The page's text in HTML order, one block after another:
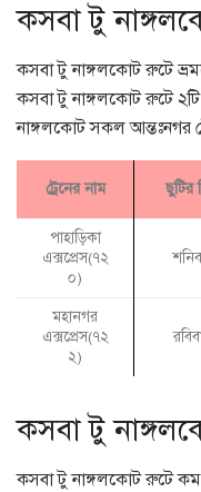
কসবা টু
কসবা টু নাঙ্গলকোট রুটে
কসবা টু নাঙ্গলকোট রুটে
নাঙ্গলকোট সকল আন্তঃনগর
ট্রেনের নাম ছুটির
পাহাড়িকা
এক্সপ্রেস(৭২
০)
মহানগর
এক্সপ্রেস(৭২
২)
কসবা টু
কসবা টু নাঙ্গলকোট রুটে